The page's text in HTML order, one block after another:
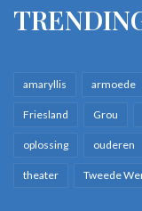
amaryllis armoede
Friesland Grou
oplossing ouderen
theater Tweede